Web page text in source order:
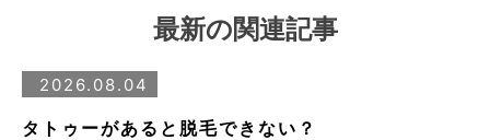
最新の関連記事
2026.08.04
タトゥーがあると脱毛できない？